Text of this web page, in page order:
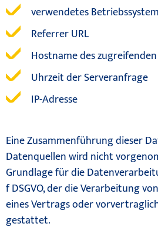
verwendetes Betriebssystem
Referrer URL
Hostname des
Uhrzeit der Serveranfrage
IP-Adresse
Eine Zusammenführung dieser
Datenquellen wird nicht
Grundlage für die
f DSGVO, der die Verarbeitung
eines Vertrags oder
gestattet.